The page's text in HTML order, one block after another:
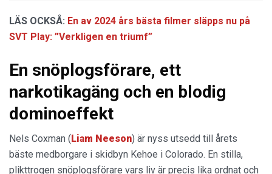
LÄS OCKSÅ: En av 2024 års bästa filmer släpps nu på
SVT Play: ”Verkligen en triumf”
En snöplogsförare, ett
narkotikagäng och en blodig
dominoeffekt
Nels Coxman ( Liam Neeson) är nyss utsedd till årets
bäste medborgare i skidbyn Kehoe i Colorado. En stilla,
plikttrogen snöplogsförare vars liv är precis lika ordnat och